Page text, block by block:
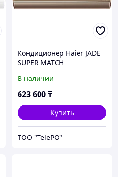
Кондиционер Haier JADE
SUPER MATCH
В наличии
623 600₸
Купить
ТОО "TelePO"